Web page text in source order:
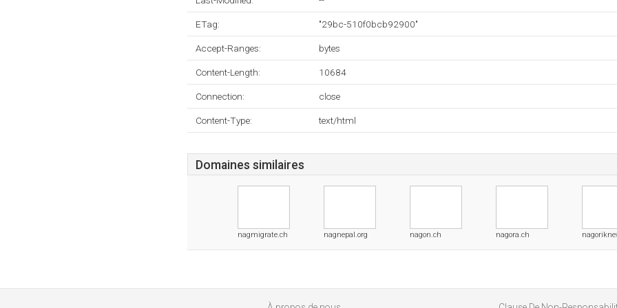
ETag: "29bc-510f0bcb92900"
Accept-Ranges: bytes
Content-Length: 10684
Connection: close
Content-Type: text/html
Domaines similaires
nagmigrate.ch nagnepal.org nagon.ch nagora.ch